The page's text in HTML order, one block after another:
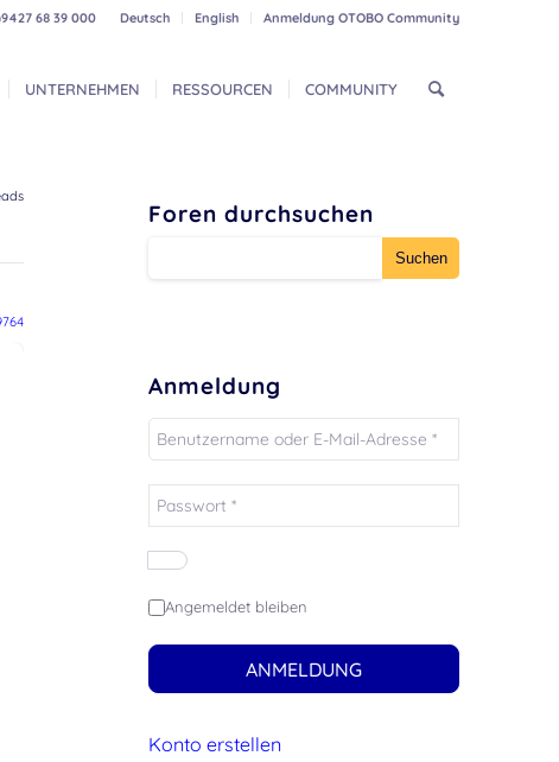
Deutsch English Anmeldung OTOBO Community
68 39 000
UNTERNEHMEN RESSOURCEN COMMUNITY
Foren durchsuchen
Anmeldung
Angemeldet bleiben
ANMELDUNG
Konto erstellen